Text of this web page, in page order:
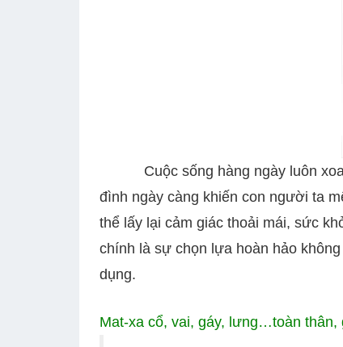
Cuộc sống hàng ngày luôn xoay
đình ngày càng khiến con người ta
thể lấy lại cảm giác thoải mái, sức
chính là sự chọn lựa hoàn hảo
dụng.
Mat-xa cổ, vai, gáy, lưng…toàn